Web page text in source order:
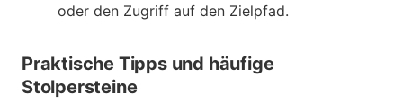
oder den Zugriff auf den Zielpfad.
Praktische Tipps und häufige
Stolpersteine